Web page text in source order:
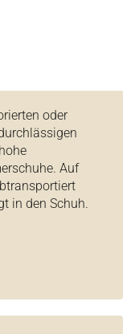
oder
Auf
in den Schuh.